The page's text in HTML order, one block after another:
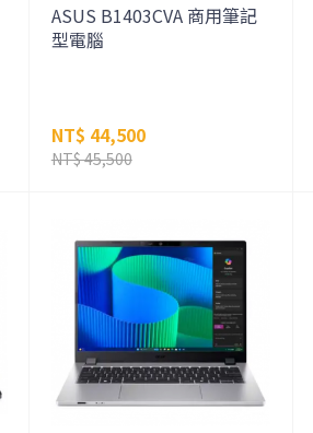
ASUS B1403CVA 商用筆記
型電腦
NT$ 44,500
NT$ 45,500